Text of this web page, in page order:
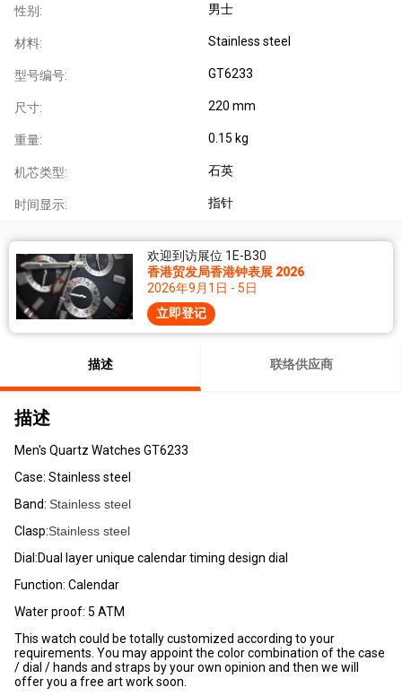
性别: 男士
材料: Stainless steel
型号编号: GT6233
尺寸: 220 mm
重量: 0.15 kg
机芯类型: 石英
时间显示: 指针
欢迎到访展位 1E-B30
香港贸发局香港钟表展 2026
2026年9月1日 - 5日
立即登记
描述 联络供应商
描述
Men's Quartz Watches GT6233
Case: Stainless steel
Band: Stainless steel
Clasp:Stainless steel
Dial:Dual layer unique calendar timing design dial
Function: Calendar
Water proof: 5 ATM
This watch could be totally customized according to your
requirements. You may appoint the color combination of the case
/ dial / hands and straps by your own opinion and then we will
offer you a free art work soon.